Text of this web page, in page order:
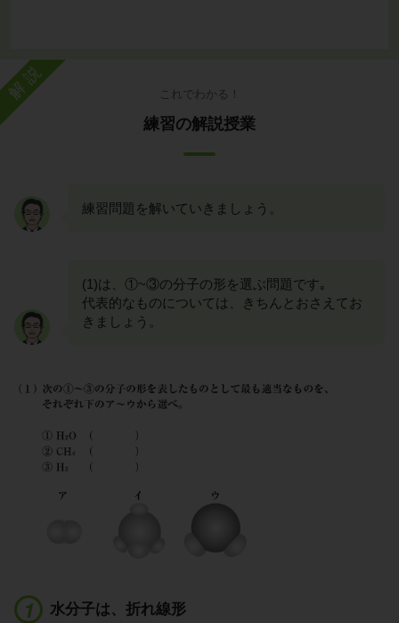
解説 これでわかる！
練習の解説授業
練習問題を解いていきましょう。
(1)は、①~③の分子の形を選ぶ問題です｡
代表的なものについては、きちんとおさえてお
きましょう。
水分子は、折れ線形